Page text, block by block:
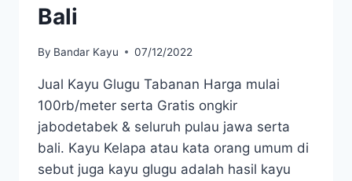
Bali
By Bandar Kayu 07/12/2022
Jual Kayu Glugu Tabanan Harga mulai
100rb/meter serta Gratis ongkir
jabodetabek & seluruh pulau jawa serta
bali. Kayu Kelapa atau kata orang umum di
sebut juga kayu glugu adalah hasil kayu